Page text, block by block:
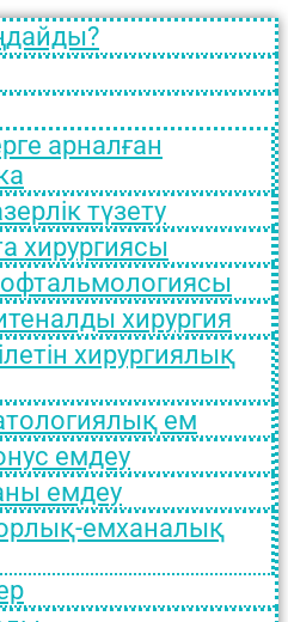
арналған
түзету
хирургиясы
хирургия
хирургиялық
ем
емдеу
емдеу
емханалық